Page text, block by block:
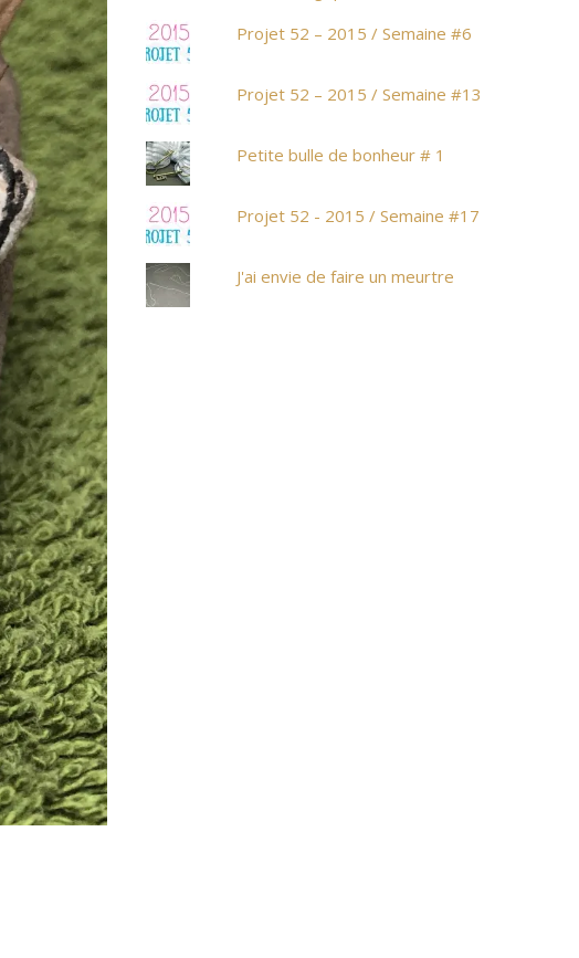
Projet 52 – 2015 / Semaine #6
Projet 52 – 2015 / Semaine #13
Petite bulle de bonheur # 1
Projet 52 - 2015 / Semaine #17
J'ai envie de faire un meurtre